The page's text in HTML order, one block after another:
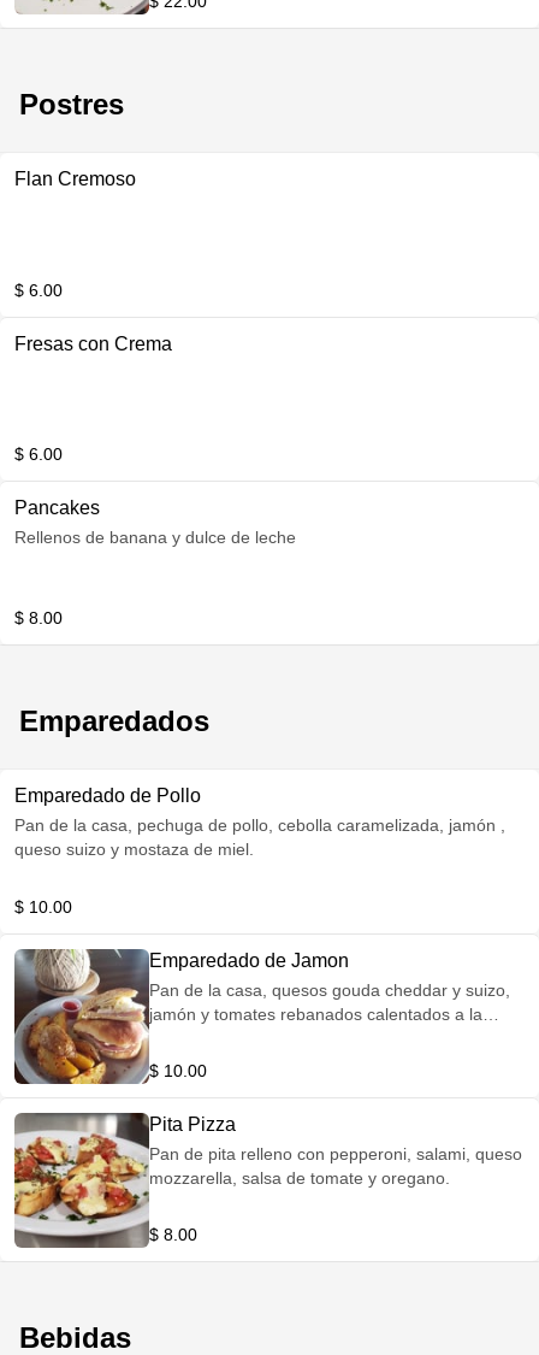
Postres
Flan Cremoso
$ 6.00
Fresas con Crema
$ 6.00
Pancakes
Rellenos de banana y dulce de leche
$ 8.00
Emparedados
Emparedado de Pollo
Pan de la casa, pechuga de pollo, cebolla caramelizada, jamón ,
queso suizo y mostaza de miel.
$ 10.00
Emparedado de Jamon
Pan de la casa, quesos gouda cheddar y suizo,
jamón y tomates rebanados calentados a la
$ 10.00
Pita Pizza
Pan de pita relleno con pepperoni, salami, queso
mozzarella, salsa de tomate y oregano.
$ 8.00
Bebidas